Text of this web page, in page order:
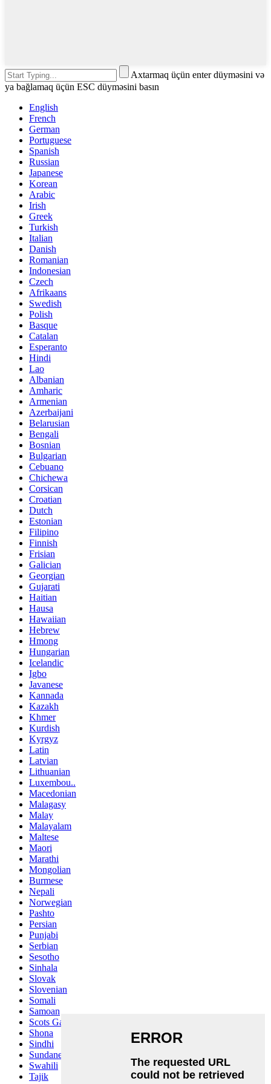
Axtarmaq üçün enter düyməsini və
ya bağlamaq üçün ESC düyməsini basın
English
French
German
Portuguese
Spanish
Russian
Japanese
Korean
Arabic
Irish
Greek
Turkish
Italian
Danish
Romanian
Indonesian
Czech
Afrikaans
Swedish
Polish
Basque
Catalan
Esperanto
Hindi
Lao
Albanian
Amharic
Armenian
Azerbaijani
Belarusian
Bengali
Bosnian
Bulgarian
Cebuano
Chichewa
Corsican
Croatian
Dutch
Estonian
Filipino
Finnish
Frisian
Galician
Georgian
Gujarati
Haitian
Hausa
Hawaiian
Hebrew
Hmong
Hungarian
Icelandic
Igbo
Javanese
Kannada
Kazakh
Khmer
Kurdish
Kyrgyz
Latin
Latvian
Lithuanian
Luxembou..
Macedonian
Malagasy
Malay
Malayalam
Maltese
Maori
Marathi
Mongolian
Burmese
Nepali
Norwegian
Pashto
Persian
Punjabi
Serbian
Sesotho
Sinhala
Slovak
Slovenian
Somali
Samoan
Scots Gaelic
Shona
Sindhi
Sundanese
Swahili
Tajik